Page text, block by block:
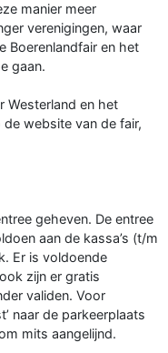
manier meer
verenigingen, waar
Boerenlandfair en het
gaan.
Westerland en het
website van de fair,
geheven. De entree
aan de kassa’s (t/m
Er is voldoende
zijn er gratis
validen. Voor
naar de parkeerplaats
mits aangelijnd.